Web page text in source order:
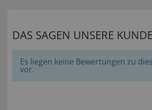
DAS SAGEN UNSERE
Es liegen keine Bewertungen zu
vor.